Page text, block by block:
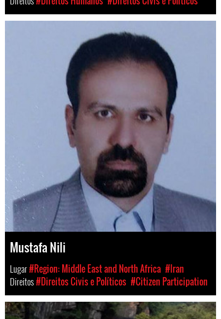
Mustafa Nili
Lugar#Region: Middle East and North Africa #Iran
Direitos#Direitos Civis e Políticos #Citizen Participation